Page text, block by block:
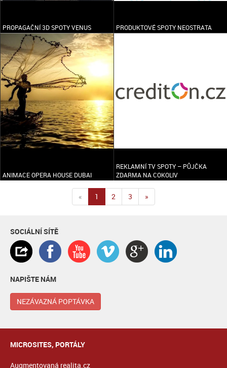
PROPAGAČNÍ 3D SPOTY VENUS PRODUKTOVÉ SPOTY NEOSTRATA
ANIMACE OPERA HOUSE DUBAI
REKLAMNÍ TV SPOTY – PŮJČKA
ZDARMA NA COKOLIV
« 1 2 3 »
SOCIÁLNÍ SÍTĚ
NAPIŠTE NÁM
NEZÁVAZNÁ POPTÁVKA
MICROSITES, PORTÁLY
Augmentovaná realita.cz